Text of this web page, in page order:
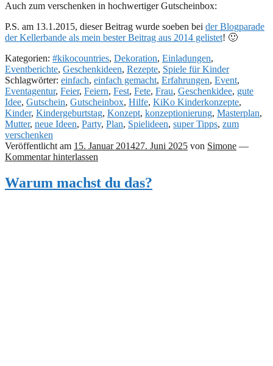
Auch zum verschenken in hochwertiger Gutscheinbox:
P.S. am 13.1.2015, dieser Beitrag wurde soeben bei der Blogparade
der Kellerbande als mein bester Beitrag aus 2014 gelistet! 🙂
Kategorien: #kikocountries, Dekoration, Einladungen,
Eventberichte, Geschenkideen, Rezepte, Spiele für Kinder
Schlagwörter: einfach, einfach gemacht, Erfahrungen, Event,
Eventagentur, Feier, Feiern, Fest, Fete, Frau, Geschenkidee, gute
Idee, Gutschein, Gutscheinbox, Hilfe, KiKo Kinderkonzepte,
Kinder, Kindergeburtstag, Konzept, konzeptionierung, Masterplan,
Mutter, neue Ideen, Party, Plan, Spielideen, super Tipps, zum
verschenken
Veröffentlicht am 15. Januar 201427. Juni 2025 von Simone —
Kommentar hinterlassen
Warum machst du das?